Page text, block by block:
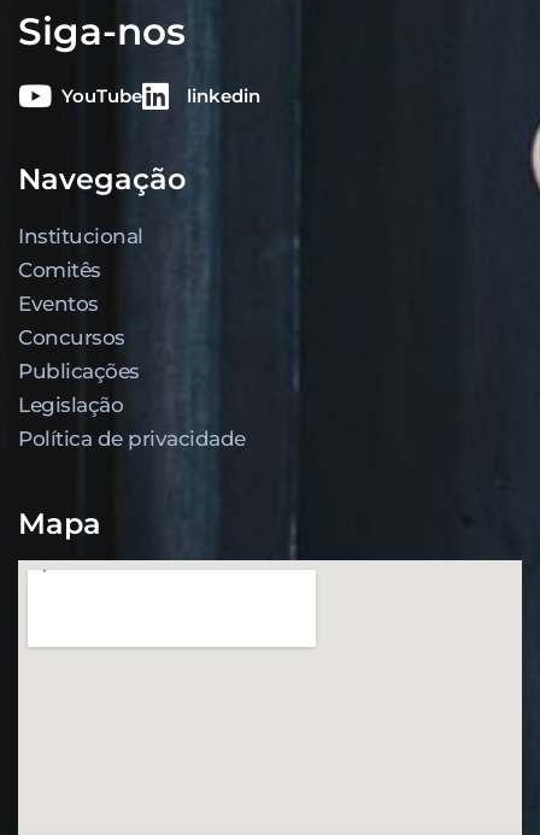
Siga-nos
YouTube linkedin
Navegação
Institucional
Comitês
Eventos
Concursos
Publicações
Legislação
Política de privacidade
Mapa